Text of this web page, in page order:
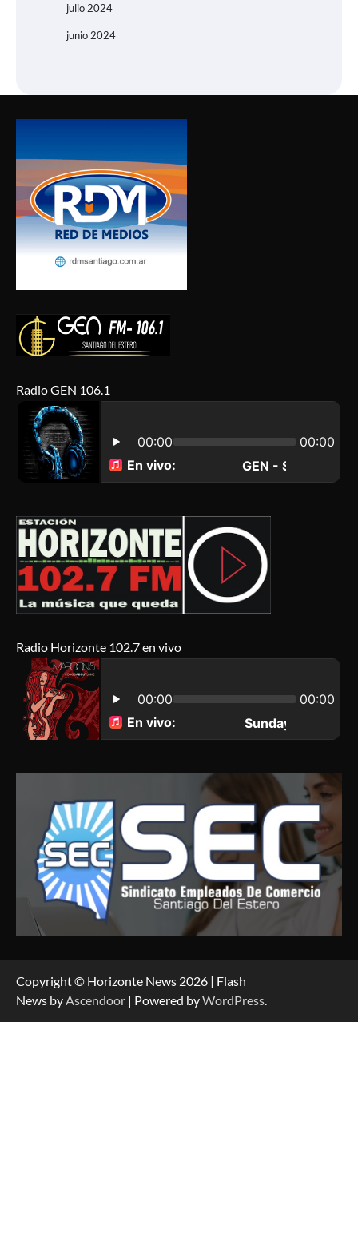
julio 2024
junio 2024
Radio GEN 106.1
Radio Horizonte 102.7 en vivo
Copyright © Horizonte News 2026 | Flash
News byAscendoor | Powered byWordPress.